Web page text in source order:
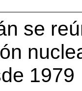
se
1979